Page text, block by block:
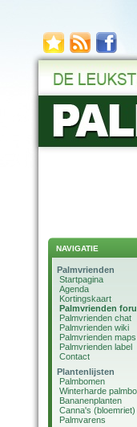
NAVIGATIE
Palmvrienden
Startpagina
Agenda
Kortingskaart
Palmvrienden
Palmvrienden chat
Palmvrienden wiki
Palmvrienden maps
Palmvrienden label
Contact
Plantenlijsten
Palmbomen
Winterharde
Bananenplanten
Canna's (bloemriet)
Palmvarens